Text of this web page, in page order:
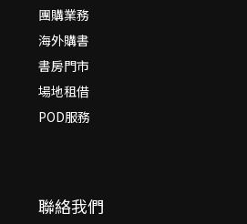
團購業務
海外購書
書房門市
場地租借
POD服務
聯絡我們